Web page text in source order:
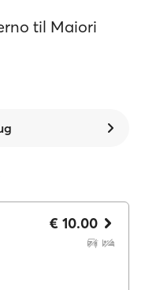
til Maiori
€ 10.00